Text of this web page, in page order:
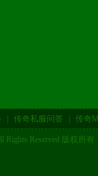
传奇私服问答 传奇
Rights Reserved 版权